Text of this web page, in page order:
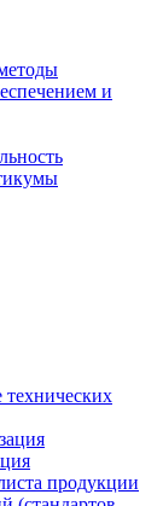
и
технических
продукции